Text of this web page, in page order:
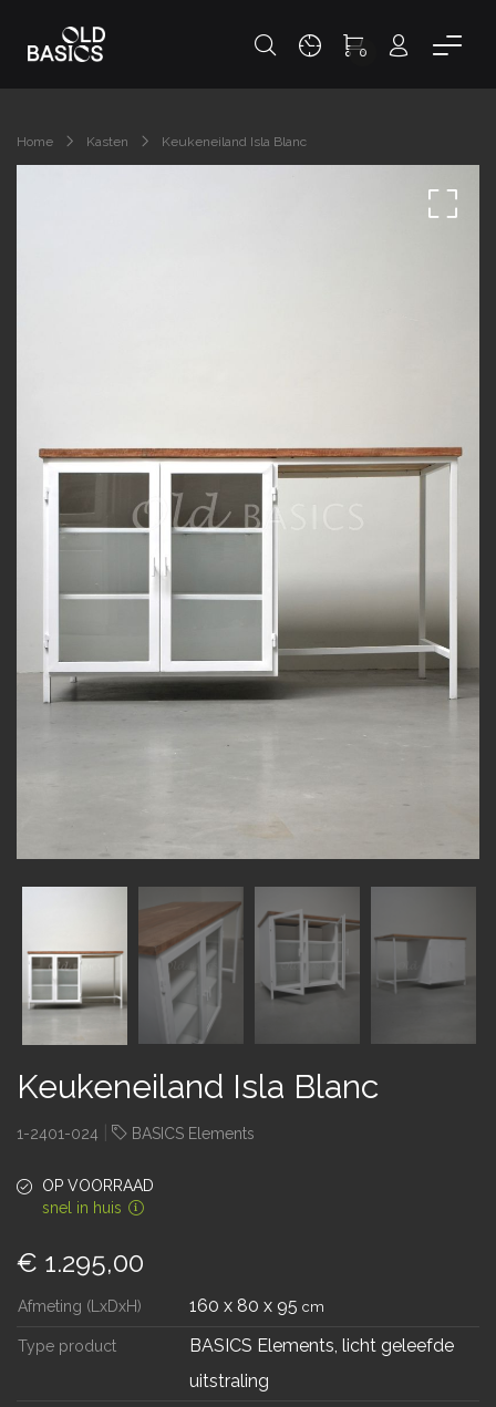
0
Home Kasten Keukeneiland Isla Blanc
Keukeneiland Isla Blanc
1-2401-024 BASICS Elements
OP VOORRAAD
snel in huis
€ 1.295,00
Afmeting (LxDxH) 160 x 80 x 95 cm
Type product
BASICS Elements, licht geleefde
uitstraling